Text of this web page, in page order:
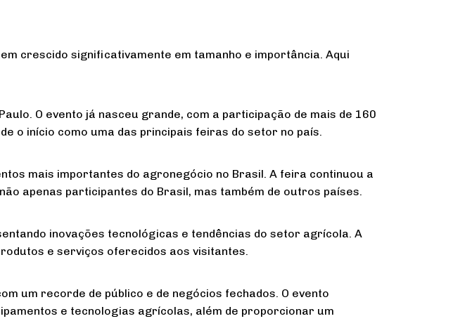
crescido significativamente em tamanho e importância. Aqui
O evento já nasceu grande, com a participação de mais de 160
o início como uma das principais feiras do setor no país.
mais importantes do agronegócio no Brasil. A feira continuou a
apenas participantes do Brasil, mas também de outros países.
inovações tecnológicas e tendências do setor agrícola. A
e serviços oferecidos aos visitantes.
um recorde de público e de negócios fechados. O evento
e tecnologias agrícolas, além de proporcionar um